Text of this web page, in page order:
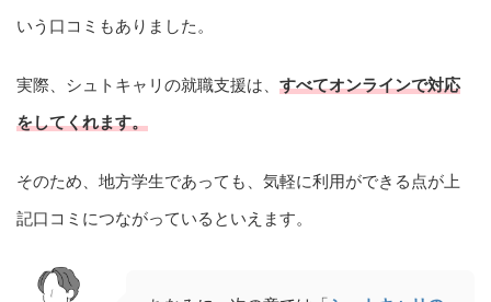
いう口コミもありました。
実際、シュトキャリの就職支援は、 すべてオンラインで対応
をしてくれます。
そのため、地方学生であっても、気軽に利用ができる点が上
記口コミにつながっているといえます。